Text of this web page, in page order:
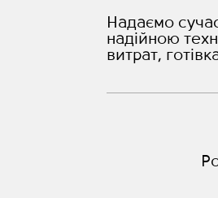
Надаємо
надійною
витрат,